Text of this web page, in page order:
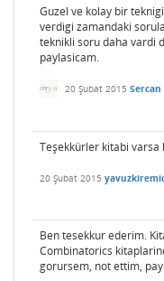
Guzel ve kolay bir
verdigi zamandaki
teknikli soru daha vardi
paylasicam.
20 Şubat 2015 Sercan
Teşekkürler kitabi
20 Şubat 2015
Ben tesekkur ederim.
Combinatorics
gorursem, not ettim,